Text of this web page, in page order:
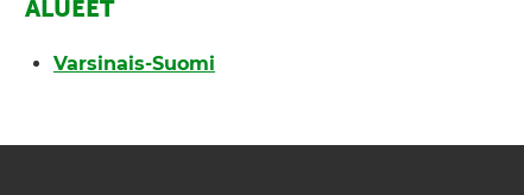
ALUEET
Varsinais-Suomi